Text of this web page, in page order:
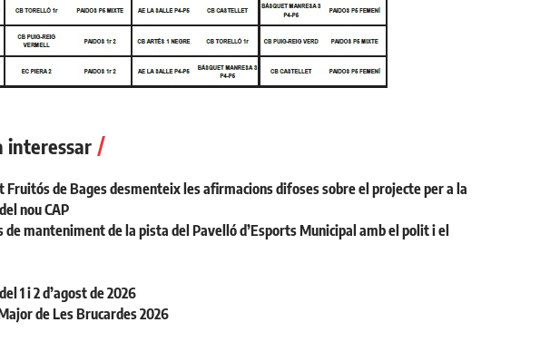
interessar
Fruitós de Bages desmenteix les afirmacions difoses sobre el projecte per a la
nou CAP
de manteniment de la pista del Pavelló d’Esports Municipal amb el polit i el
1 i 2 d’agost de 2026
de Les Brucardes 2026